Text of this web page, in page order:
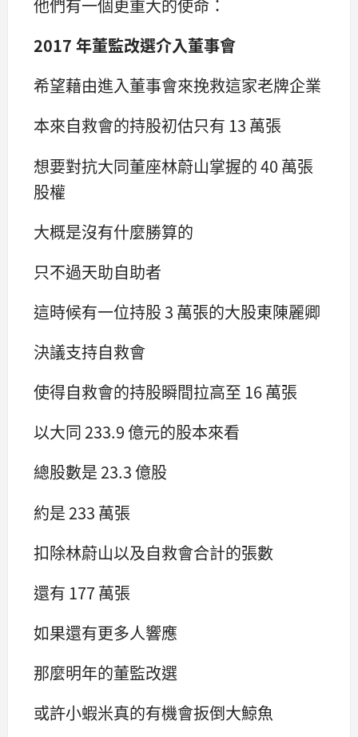
他們有一個更重大的使命：
2017 年董監改選介入董事會
希望藉由進入董事會來挽救這家老牌企業
本來自救會的持股初估只有 13 萬張
想要對抗大同董座林蔚山掌握的 40 萬張
股權
大概是沒有什麼勝算的
只不過天助自助者
這時候有一位持股 3 萬張的大股東陳麗卿
決議支持自救會
使得自救會的持股瞬間拉高至 16 萬張
以大同 233.9 億元的股本來看
總股數是 23.3 億股
約是 233 萬張
扣除林蔚山以及自救會合計的張數
還有 177 萬張
如果還有更多人響應
那麼明年的董監改選
或許小蝦米真的有機會扳倒大鯨魚